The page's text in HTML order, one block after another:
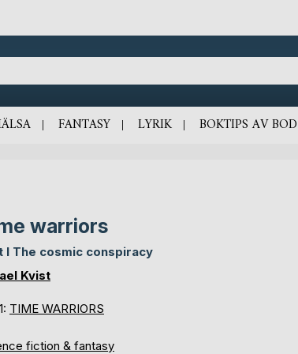
FANTASY LYRIK BOKTIPS AV BOD
warriors
I The cosmic conspiracy
Kvist
TIME WARRIORS
fiction & fantasy